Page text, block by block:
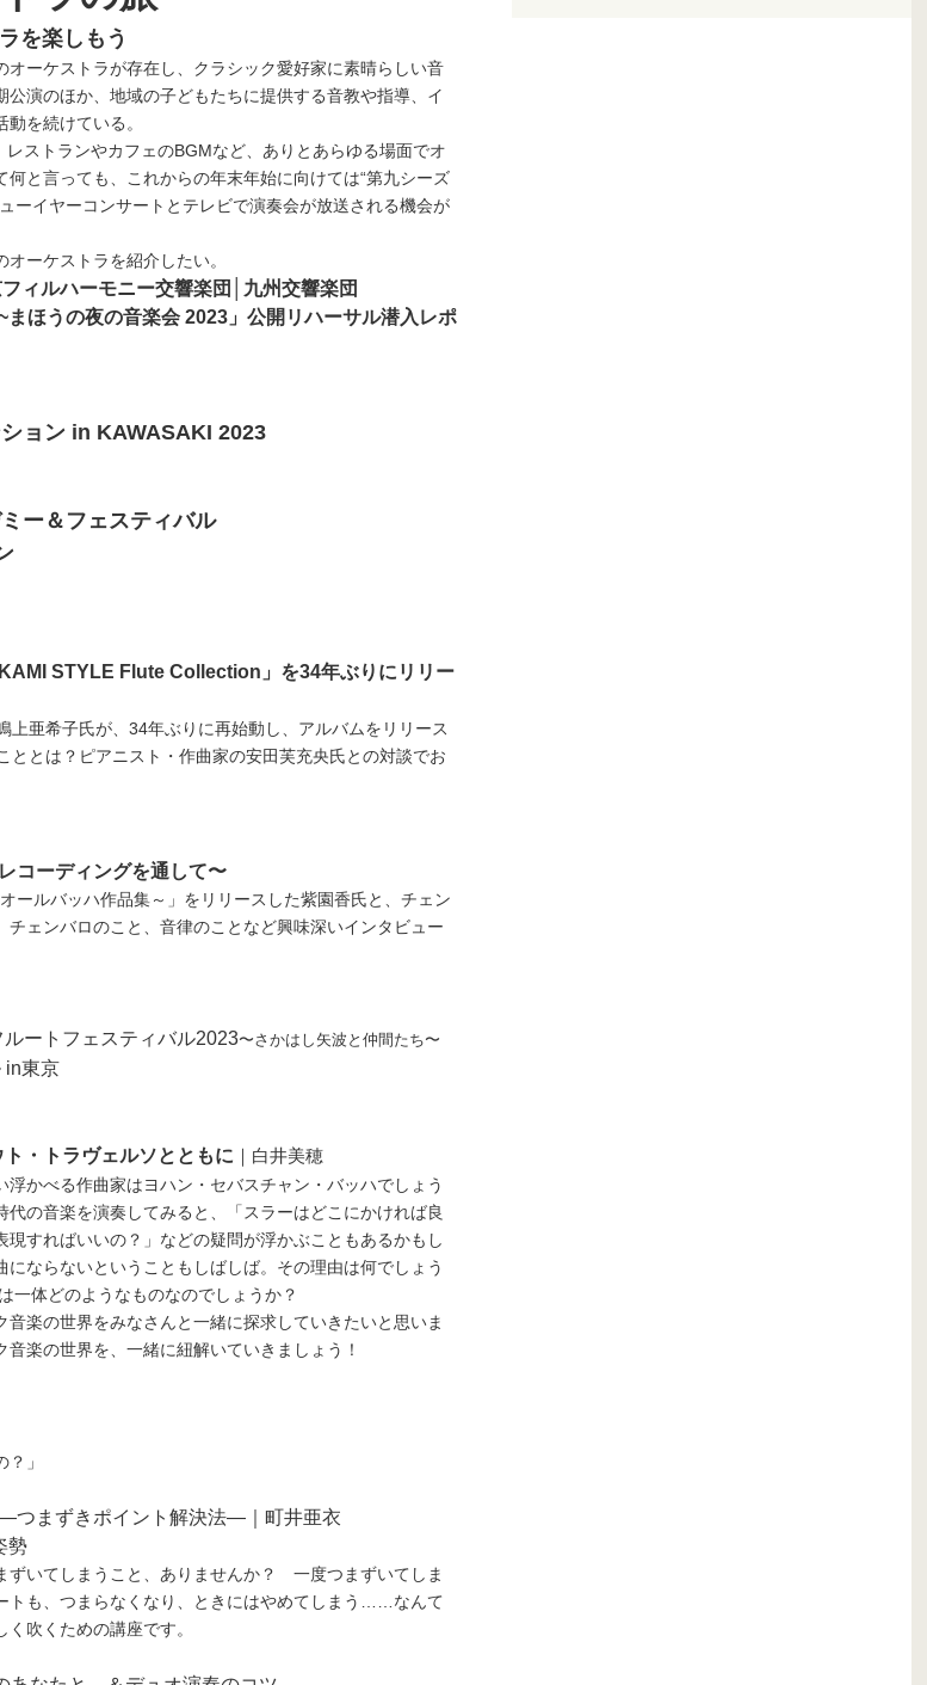
を楽しもう
オーケストラが存在し、クラシック愛好家に素晴らしい音
演のほか、地域の子どもたちに提供する音教や指導、イ
を続けている。
ストランやカフェのBGMなど、ありとあらゆる場面でオ
と言っても、これからの年末年始に向けては“第九シーズ
ーイヤーコンサートとテレビで演奏会が放送される機会が
ーケストラを紹介したい。
ィルハーモニー交響楽団│九州交響楽団
ほうの夜の音楽会 2023」公開リハーサル潜入レポ
ョン in KAWASAKI 2023
ー＆フェスティバル
STYLE Flute Collection」を34年ぶりにリリー
上亜希子氏が、34年ぶりに再始動し、アルバムをリリース
ととは？ピアニスト・作曲家の安田芙充央氏との対談でお
コーディングを通して〜
ールバッハ作品集～」をリリースした紫園香氏と、チェン
ェンバロのこと、音律のことなど興味深いインタビュー
ートフェスティバル2023〜さかはし矢波と仲間たち〜
in東京
・トラヴェルソとともに ｜白井美穂
かべる作曲家はヨハン・セバスチャン・バッハでしょう
の音楽を演奏してみると、「スラーはどこにかければ良
すればいいの？」などの疑問が浮かぶこともあるかもし
ならないということもしばしば。その理由は何でしょう
一体どのようなものなのでしょうか？
楽の世界をみなさんと一緒に探求していきたいと思いま
楽の世界を、一緒に紐解いていきましょう！
」
まずきポイント解決法—｜町井亜衣
勢
ずいてしまうこと、ありませんか？ 一度つまずいてしま
トも、つまらなくなり、ときにはやめてしまう……なんて
吹くための講座です。